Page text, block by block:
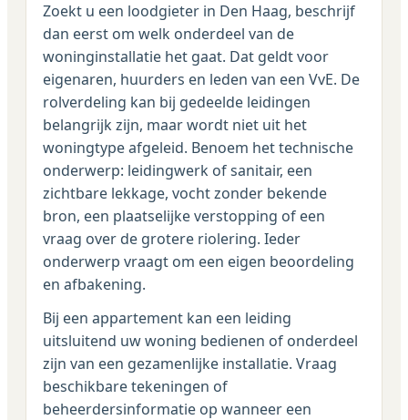
Zoekt u een loodgieter in Den Haag, beschrijf
dan eerst om welk onderdeel van de
woninginstallatie het gaat. Dat geldt voor
eigenaren, huurders en leden van een VvE. De
rolverdeling kan bij gedeelde leidingen
belangrijk zijn, maar wordt niet uit het
woningtype afgeleid. Benoem het technische
onderwerp: leidingwerk of sanitair, een
zichtbare lekkage, vocht zonder bekende
bron, een plaatselijke verstopping of een
vraag over de grotere riolering. Ieder
onderwerp vraagt om een eigen beoordeling
en afbakening.
Bij een appartement kan een leiding
uitsluitend uw woning bedienen of onderdeel
zijn van een gezamenlijke installatie. Vraag
beschikbare tekeningen of
beheerdersinformatie op wanneer een